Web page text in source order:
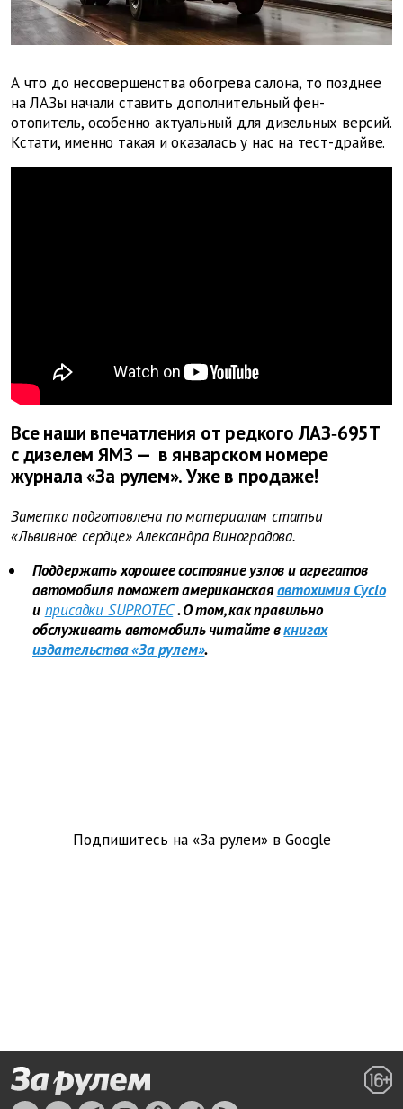
А что до несовершенства обогрева салона, то позднее
на ЛАЗы начали ставить дополнительный фен-
отопитель, особенно актуальный для дизельных версий.
Кстати, именно такая и оказалась у нас на тест-драйве.
Все наши впечатления от редкого ЛАЗ‑695Т
с дизелем ЯМЗ — в январском номере
журнала «За рулем». Уже в продаже!
Заметка подготовлена по материалам статьи
«Львивное сердце» Александра Виноградова.
Поддержать хорошее состояние узлов и агрегатов
автомобиля поможет американскаяавтохимия Cyclo
и присадки SUPROTEC . О том, как правильно
обслуживать автомобиль читайте вкнигах
издательства «За рулем».
Подпишитесь на «За рулем» в Google